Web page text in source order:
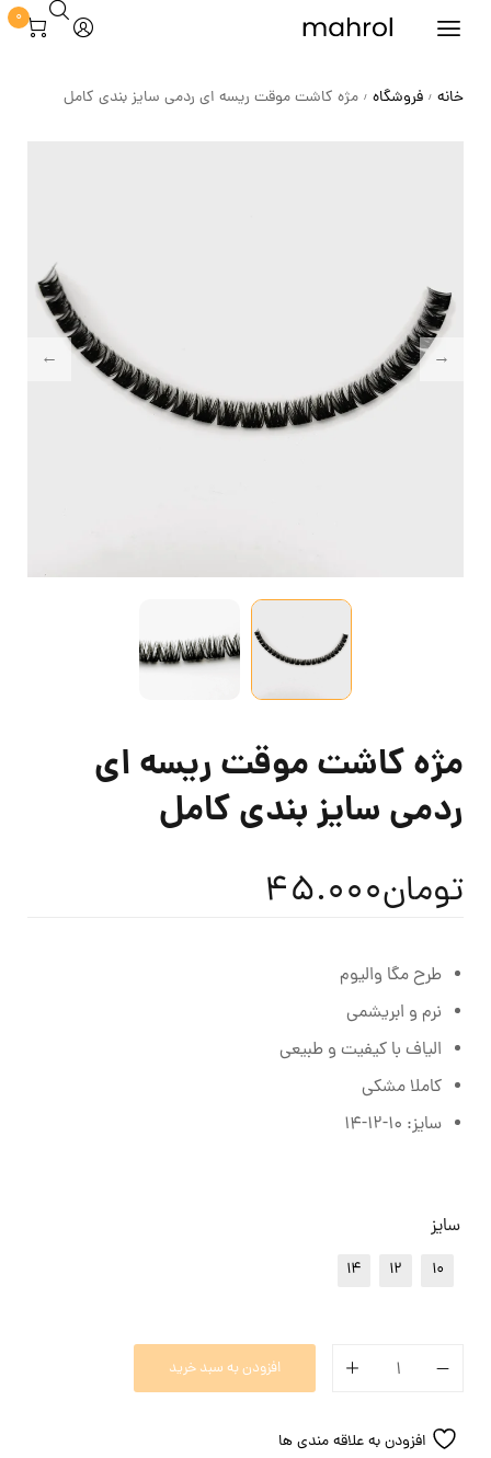
0
خانه / فروشگاه / مژه کاشت موقت ریسه ای ردمی سایز بندی کامل
مژه کاشت موقت ریسه ای
ردمی سایز بندی کامل
تومان45.000
طرح مگا والیوم
نرم و ابریشمی
الیاف با کیفیت و طبیعی
کاملا مشکی
سایز: 10-12-14
سایز
10
12
14
افزودن به سبد خرید
افزودن به علاقه مندی ها